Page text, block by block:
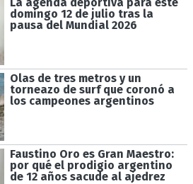
La agenda deportiva para este
domingo 12 de julio tras la
pausa del Mundial 2026
Olas de tres metros y un
torneazo de surf que coronó a
los campeones argentinos
Faustino Oro es Gran Maestro:
por qué el prodigio argentino
de 12 años sacude al ajedrez